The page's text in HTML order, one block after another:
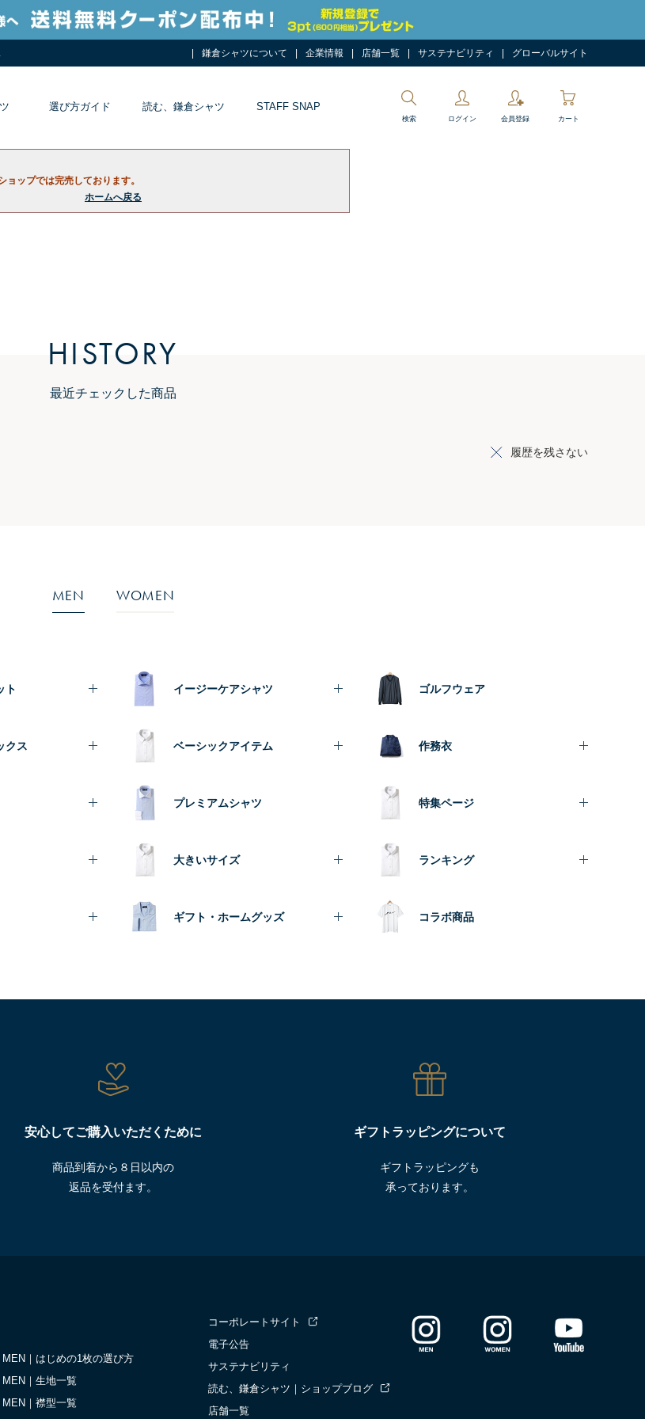
鎌倉シャツについて 企業情報 店舗一覧 サステナビリティ グローバルサイト
選び方ガイド 読む、鎌倉シャツ STAFF SNAP
検索 ログイン 会員登録 カート
ョップでは完売しております。
ホームへ戻る
HISTORY
最近チェックした商品
履歴を残さない
MEN WOMEN
ト
クス
イージーケアシャツ
ベーシックアイテム
プレミアムシャツ
大きいサイズ
ギフト・ホームグッズ
ゴルフウェア
作務衣
特集ページ
ランキング
コラボ商品
安心してご購入いただくために
商品到着から８日以内の
返品を受付ます。
ギフトラッピングについて
ギフトラッピングも
承っております。
MEN｜はじめの1枚の選び方
MEN｜生地一覧
MEN｜襟型一覧
コーポレートサイト
電子公告
サステナビリティ
読む、鎌倉シャツ｜ショップブログ
店舗一覧